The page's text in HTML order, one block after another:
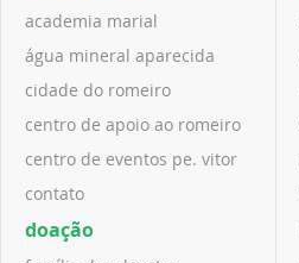
academia marial
água mineral aparecida
cidade do romeiro
centro de apoio ao romeiro
centro de eventos pe. vitor
contato
doação